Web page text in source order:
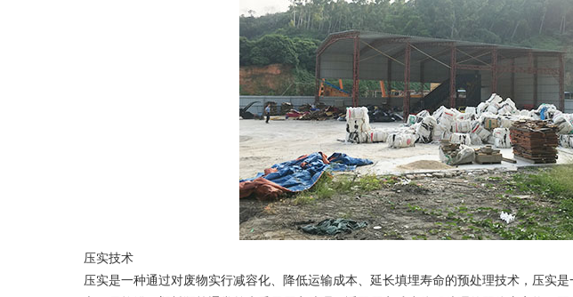
压实技术
压实是一种通过对废物实行减容化、降低运输成本、延长填埋寿命的预处理技术，压实